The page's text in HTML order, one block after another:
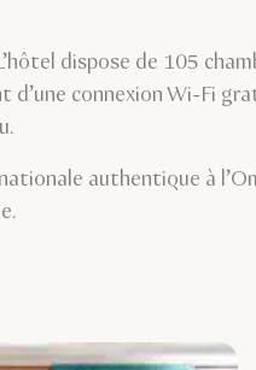
dispose de 105
connexion Wi-Fi
authentique à